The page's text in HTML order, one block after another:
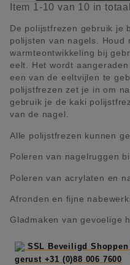
Item 1-10 van 10 in
De polijstfrezen gebruik je
polijsten van nagels. Houd
warmteontwikkeling bij
eelt. Het wordt
een van de eeltvijlen te
polijstfrezen zet je in om
gebruik je de kaki
van de nagel.
Alle polijstfrezen kunnen
Poleren van nagelruggen
Poleren van acrylaten en
Afronden en fijne
Gladmaken van gevoelige
SSL Beveiligd Shoppen
gerust +31 (0)88 006 7600